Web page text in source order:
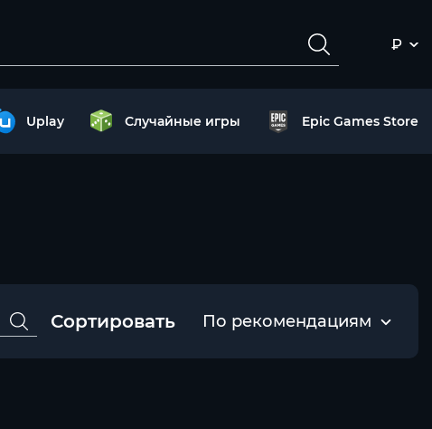
₽
Uplay Случайные игры Epic Games Store
Сортировать По рекомендациям